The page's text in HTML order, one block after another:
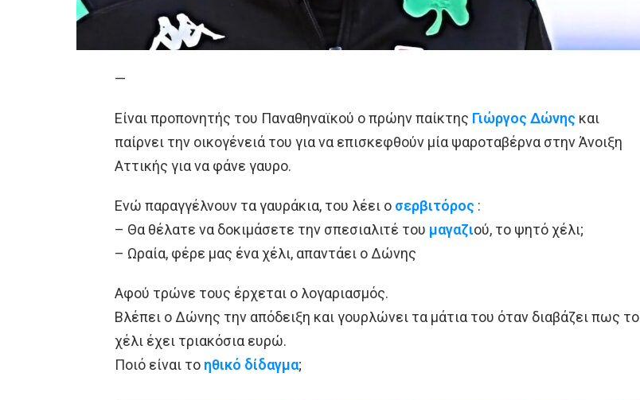
—
Είναι προπονητής του Παναθηναϊκού ο πρώην παίκτης Γιώργος Δώνης και
παίρνει την οικογένειά του για να επισκεφθούν μία ψαροταβέρνα στην Άνοιξη
Αττικής για να φάνε γαυρο.
Ενώ παραγγέλνουν τα γαυράκια, του λέει ο σερβιτόρος :
– Θα θέλατε να δοκιμάσετε την σπεσιαλιτέ του μαγαζιού, το ψητό χέλι;
– Ωραία, φέρε μας ένα χέλι, απαντάει ο Δώνης
Αφού τρώνε τους έρχεται ο λογαριασμός.
Βλέπει ο Δώνης την απόδειξη και γουρλώνει τα μάτια του όταν διαβάζει πως το
χέλι έχει τριακόσια ευρώ.
Ποιό είναι το ηθικό δίδαγμα;